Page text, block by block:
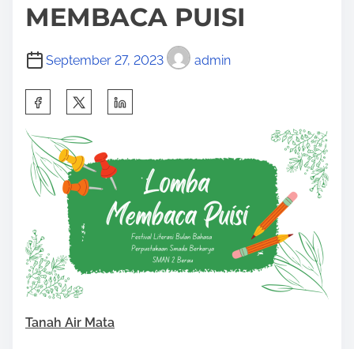
MEMBACA PUISI
September 27, 2023 admin
a
i
s
p
o
Tanah Air Mata